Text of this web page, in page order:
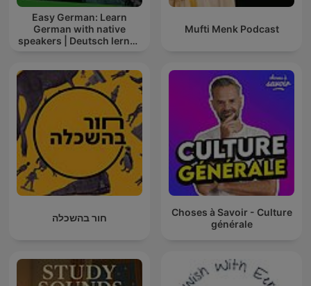
Easy German: Learn
German with native
speakers | Deutsch lernen
Mufti Menk Podcast
חור בהשכלה
Choses à Savoir - Culture
générale